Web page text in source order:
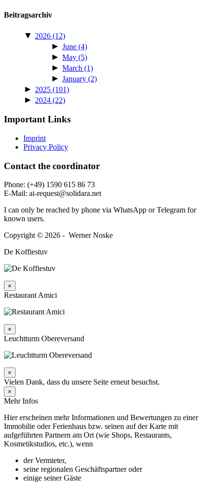
Beitragsarchiv
▼ 2026 (12)
► June (4)
► May (5)
► March (1)
► January (2)
► 2025 (101)
► 2024 (22)
Important Links
Imprint
Privacy Policy
Contact the coordi­nator
Phone: (+49) 1590 615 86 73
E‑Mail: ai-request@solidara.net
I can only be reached by phone via WhatsApp or Telegram for
known users.
Copyright © 2026 - Werner Noske
De Koffiestuv
×
Restaurant Amici
×
Leuchtturm Obereversand
×
Vielen Dank, dass du unsere Seite erneut besuchst.
×
Mehr Infos
Hier erscheinen mehr Informationen und Bewertungen zu einer
Immobilie oder Ferienhaus bzw. seinen auf der Karte mit
aufgeführten Partnern am Ort (wie Shops, Restaurants,
Kosmetikstudios, etc.), wenn
der Vermieter,
seine regionalen Geschäftspartner oder
einige seiner Gäste